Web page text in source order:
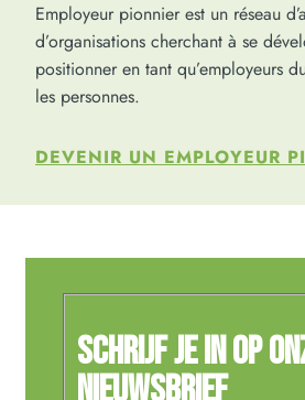
Employeur pionnier est un réseau
d’organisations cherchant à se
positionner en tant qu’employeurs
les personnes.
DEVENIR UN EMPLOYEUR